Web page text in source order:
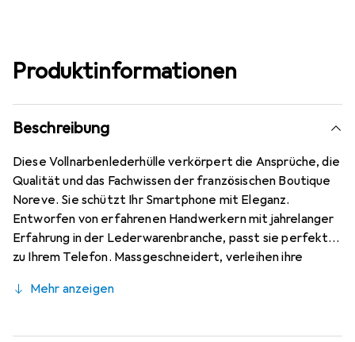
Produktinformationen
Beschreibung
Diese Vollnarbenlederhülle verkörpert die Ansprüche, die
Qualität und das Fachwissen der französischen Boutique
Noreve. Sie schützt Ihr Smartphone mit Eleganz.
Entworfen von erfahrenen Handwerkern mit jahrelanger
Erfahrung in der Lederwarenbranche, passt sie perfekt
zu Ihrem Telefon. Massgeschneidert, verleihen ihre
schicken und unverzichtbaren Accessoire für Ihr
anerkannt für ihre hochwertigen Produkte und eine
Mehr anzeigen